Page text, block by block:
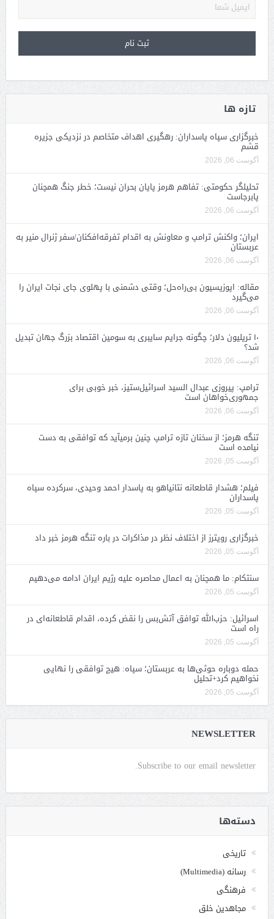
تازه ها
خبرگزاری سپاه پاسداران: رهگیری اهداف متخاصم در نزدیکی جزیره
قشم
آگوست 06, 2026
تحلیلگر حکومتی: تفاهم هرمز پایان بحران نیست؛ خطر جنگ همچنان
پابرجاست
آگوست 06, 2026
ایران؛ واکنش ترامپ و معاونش به اقدام تفرقه‌افکنان/سفر ژنرال منیر به
عربستان
آگوست 06, 2026
مقاله: اپوزیسیون بی‌راه‌حل؛ وقتی دشمنی با پهلوی جای نجات ایران را
می‌گیرد
آگوست 06, 2026
۱۰ تریلیون دلار؛ چگونه جرایم سایبری به سومین اقتصاد بزرگ جهان تبدیل
شد؟
آگوست 06, 2026
ترامپ: پیروزی عبدال السید اسرائیل‌ستیز، خبر خوبی برای
جمهوری‌خواهان است
آگوست 06, 2026
تنگه هرمز؛ از سخنان تازه ترامپ چنین برمیآید که توافقی به دست
نیامده است
آگوست 05, 2026
فیلم؛ هشدار قاطعانه نتانیاهو به پاسدار احمد وحیدی، سرکرده سپاه
پاسداران
آگوست 05, 2026
خبرگزاری رویترز از اختلاف نظر در مذاکرات در باره تنگه هرمز خبر داد
آگوست 05, 2026
سنتکام: ما همچنان به اعمال محاصره علیه رژیم ایران ادامه می‌دهیم
آگوست 05, 2026
اسرائیل: حزب‌الله توافق آتش‌بس را نقض کرده، اقدام قاطعانه‌ای در
راه است
آگوست 05, 2026
حمله دوباره حوثی‌ها به عربستان؛ سپاه: هیچ توافقی را نهایی
نخواهیم کرد+تحلیل
آگوست 05, 2026
NEWSLETTER
Subscribe to our email newsletter.
دسته‌ها
تاریخی
رسانه (Multimedia)
فرهنگی
مجاهدین خلق